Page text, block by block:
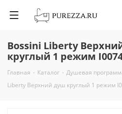
Bossini Liberty
круглый 1 режим
Главная - Каталог - Душевая
Liberty Верхний душ круглый 1 режим